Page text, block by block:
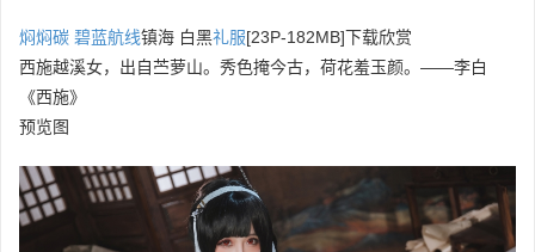
焖焖碳 碧蓝航线镇海 白黑礼服[23P-182MB]下载欣赏
西施越溪女，出自苎萝山。秀色掩今古，荷花羞玉颜。——李白
《西施》
预览图